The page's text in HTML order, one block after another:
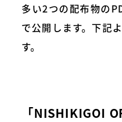
多い2つの配布物の
で公開します。下記
す。
「NISHIKIGOI